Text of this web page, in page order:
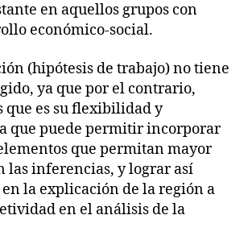
en aquellos grupos con
económico-social.
(hipótesis de trabajo) no tiene
ya que por el contrario,
que es su flexibilidad y
que puede permitir incorporar
que permitan mayor
las inferencias, y lograr así
la explicación de la región a
en el análisis de la